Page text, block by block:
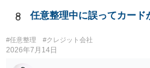
いては弁護士として能力不足なのかも
良いと思います。ただ、仮想通貨詐欺
かもしれません。
8 任意整理中に誤ってカード
#任意整理 #クレジット会社
2026年7月14日